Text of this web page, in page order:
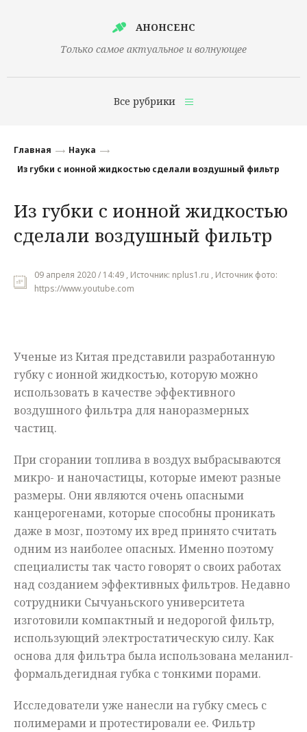
АНОНСЕНС
Только самое актуальное и волнующее
Все рубрики
Финансы
Наука
Культура
Общество
Происшествия
Главная
Наука
Из губки с ионной жидкостью сделали воздушный фильтр
Из губки с ионной жидкостью
сделали воздушный фильтр
09 апреля 2020 / 14:49 , Источник: nplus1.ru , Источник фото:
https://www.youtube.com
Ученые из Китая представили разработанную
губку с ионной жидкостью, которую можно
использовать в качестве эффективного
воздушного фильтра для наноразмерных
частиц.
При сгорании топлива в воздух выбрасываются
микро- и наночастицы, которые имеют разные
размеры. Они являются очень опасными
канцерогенами, которые способны проникать
даже в мозг, поэтому их вред принято считать
одним из наиболее опасных. Именно поэтому
специалисты так часто говорят о своих работах
над созданием эффективных фильтров. Недавно
сотрудники Сычуаньского университета
изготовили компактный и недорогой фильтр,
использующий электростатическую силу. Как
основа для фильтра была использована меланил-
формальдегидная губка с тонкими порами.
Исследователи уже нанесли на губку смесь с
полимерами и протестировали ее. Фильтр